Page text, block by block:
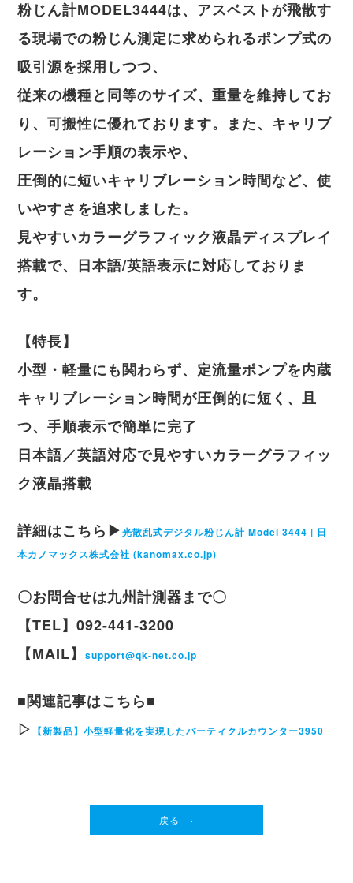
粉じん計MODEL3444は、アスベストが飛散す
る現場での粉じん測定に求められるポンプ式の
吸引源を採用しつつ、
従来の機種と同等のサイズ、重量を維持してお
り、可搬性に優れております。また、キャリブ
レーション手順の表示や、
圧倒的に短いキャリブレーション時間など、使
いやすさを追求しました。
見やすいカラーグラフィック液晶ディスプレイ
搭載で、日本語/英語表示に対応しておりま
す。
【特長】
小型・軽量にも関わらず、定流量ポンプを内蔵
キャリブレーション時間が圧倒的に短く、且
つ、手順表示で簡単に完了
日本語／英語対応で見やすいカラーグラフィッ
ク液晶搭載
詳細はこちら▶光散乱式デジタル粉じん計 Model 3444 | 日
本カノマックス株式会社 (kanomax.co.jp)
〇お問合せは九州計測器まで〇
【TEL】092-441-3200
【MAIL】support@qk-net.co.jp
■関連記事はこちら■
▷ 【新製品】小型軽量化を実現したパーティクルカウンター3950
戻る ›